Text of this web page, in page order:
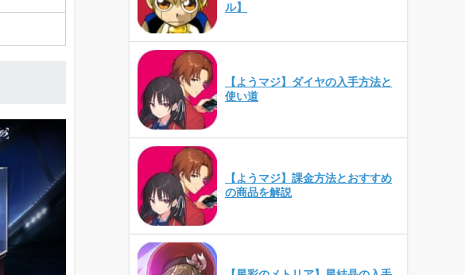
ル】
【ようマジ】ダイヤの入手方法と
使い道
【ようマジ】課金方法とおすすめ
の商品を解説